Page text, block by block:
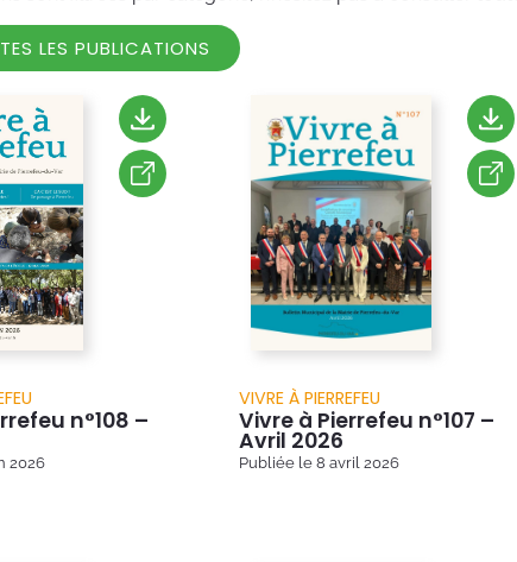
LES PUBLICATIONS
n°108 –
2026
VIVRE À PIERREFEU
Vivre à Pierrefeu n°107 –
Avril 2026
Publiée le 8 avril 2026